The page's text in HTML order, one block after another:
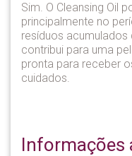
Sim. O Cleansing Oil
principalmente no
resíduos acumulados
contribui para uma
pronta para receber
cuidados.
Informações